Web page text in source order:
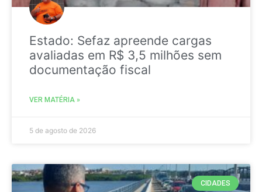
Estado: Sefaz apreende cargas
avaliadas em R$ 3,5 milhões sem
documentação fiscal
VER MATÉRIA »
5 de agosto de 2026
CIDADES